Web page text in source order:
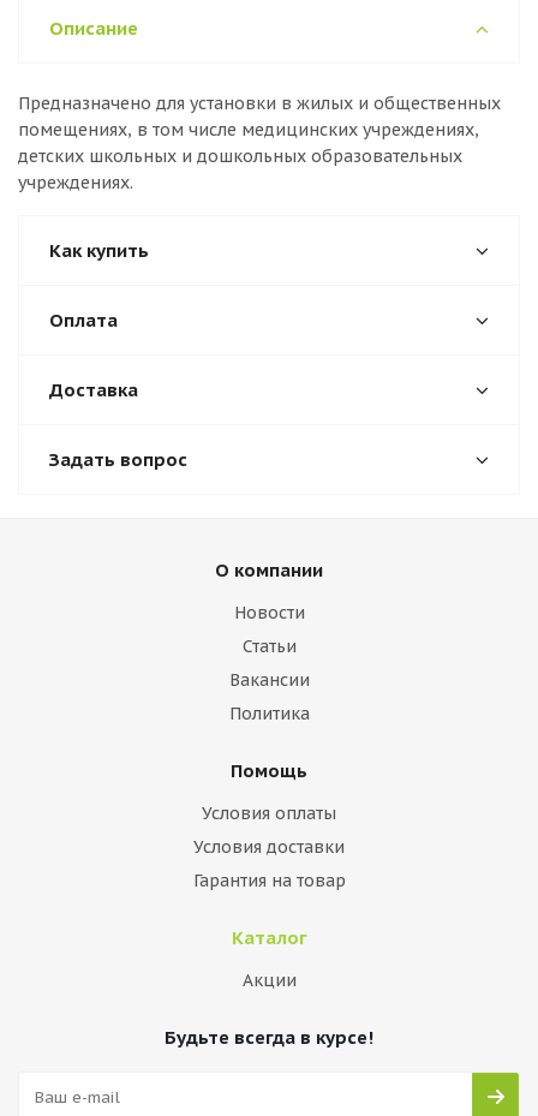
Описание
Предназначено для установки в жилых и общественных
помещениях, в том числе медицинских учреждениях,
детских школьных и дошкольных образовательных
учреждениях.
Как купить
Оплата
Доставка
Задать вопрос
О компании
Новости
Статьи
Вакансии
Политика
Помощь
Условия оплаты
Условия доставки
Гарантия на товар
Каталог
Акции
Будьте всегда в курсе!